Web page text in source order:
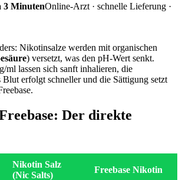
3 MinutenOnline-Arzt · schnelle Lieferung ·
Nikotinsalze werden mit organischen
) versetzt, was den pH-Wert senkt.
ml lassen sich sanft inhalieren, die
erfolgt schneller und die Sättigung setzt
Der direkte
Nikotin Salz
(Nic Salts)
Freebase Nikotin